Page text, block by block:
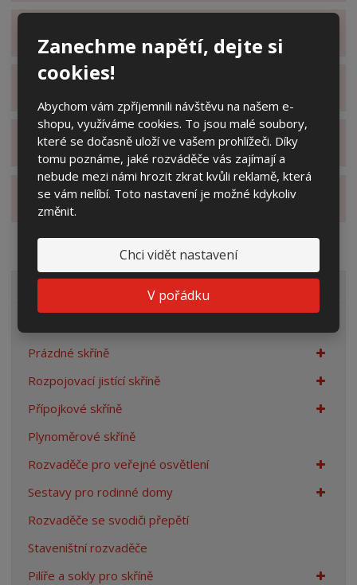
Zanechme napětí, dejte si
cookies!
Abychom vám zpříjemnili návštěvu na našem e-
shopu, využíváme cookies. To jsou malé soubory,
které se dočasně uloží ve vašem prohlížeči. Díky
tomu poznáme, jaké rozváděče vás zajímají a
nebude mezi námi hrozit zkrat kvůli reklamě, která
se vám nelíbí. Toto nastavení je možné kdykoliv
změnit.
Chci vidět nastavení
V pořádku
Zobrazit hodnocení produktu
Zobrazit alternativní produkty
Prázdné skříně
Rozpojovací jistící skříně
Přípojkové skříně
Plynoměrové skříně
Rozvaděče pro veřejné osvětlení
Sestavy pro rodinné domy
Rozvaděče se svodiči přepětí
Staveništní rozvaděče
Pilíře a sokly pro skříně